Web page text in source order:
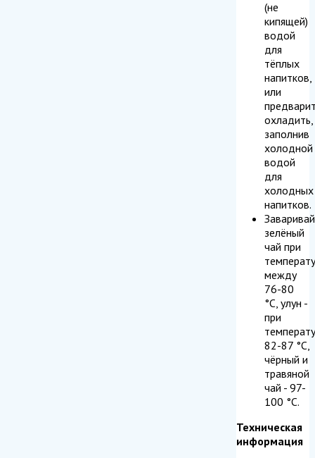
(не
кипящей)
водой
для
тёплых
напитков,
или
охладить,
заполнив
холодной
водой
для
холодных
напитков.
зелёный
чай при
между
76-80
°C, улун -
при
82-87 °C,
чёрный и
травяной
чай - 97-
100 °C.
Техническая
информация